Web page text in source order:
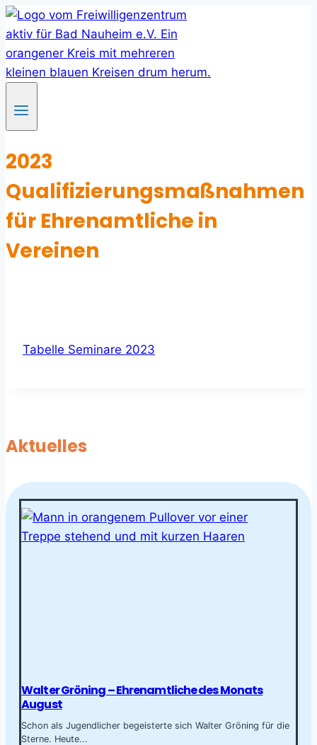
Skip
to
content
2023
Qualifizierungsmaßnahmen
für Ehrenamtliche in
Vereinen
Tabelle Seminare 2023
Aktuelles
Walter Gröning – Ehrenamtliche des Monats
August
Schon als Jugendlicher begeisterte sich Walter Gröning für die
Sterne. Heute...